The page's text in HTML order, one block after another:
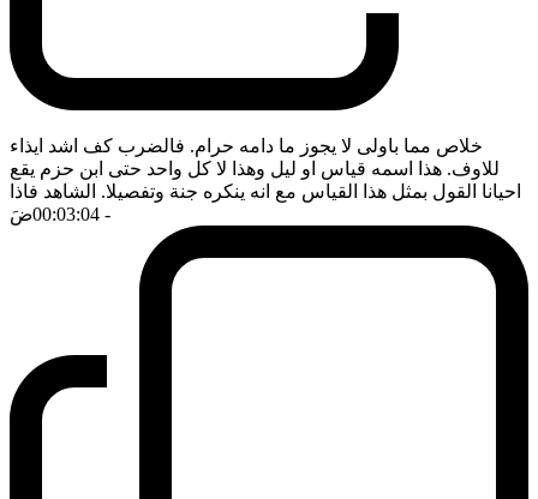
خلاص مما باولى لا يجوز ما دامه حرام. فالضرب كف اشد ايذاء
للاوف. هذا اسمه قياس او ليل وهذا لا كل واحد حتى ابن حزم يقع
احيانا القول بمثل هذا القياس مع انه ينكره جنة وتفصيلا. الشاهد فاذا
- 00:03:04
ضَ